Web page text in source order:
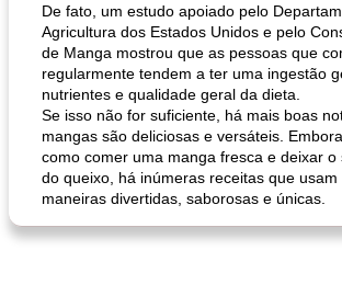
De fato, um estudo apoiado pelo
Agricultura dos Estados Unidos e pelo
de Manga mostrou que as pessoas que
regularmente tendem a ter uma ingestão
nutrientes e qualidade geral da dieta.
Se isso não for suficiente, há mais boas
mangas são deliciosas e versáteis.
como comer uma manga fresca e deixar o
do queixo, há inúmeras receitas que
maneiras divertidas, saborosas e únicas.